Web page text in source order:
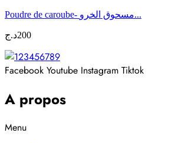
Poudre de caroube- مسحوق الخرو...
200د.ج
Facebook Youtube Instagram Tiktok
A propos
Menu